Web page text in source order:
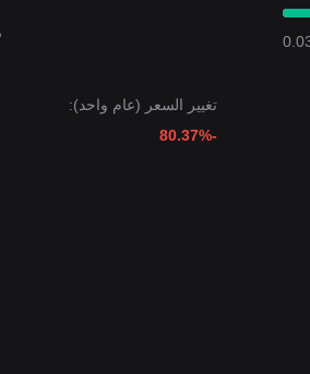
القصير، قد يظل الاتجاه متوسط الأجل
البقاء فوق دعم
تغيير السعر (عام واحد):
-80.37%